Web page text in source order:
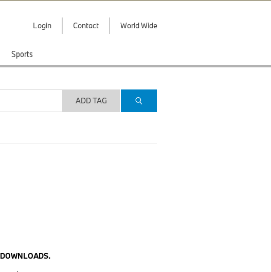
Login Contact World Wide
Sports
ADD TAG
DOWNLOADS.